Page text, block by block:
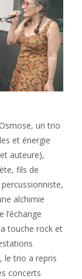
un trio
et énergie
auteure),
fils de
alchimie
touche rock et
le trio a repris
concerts